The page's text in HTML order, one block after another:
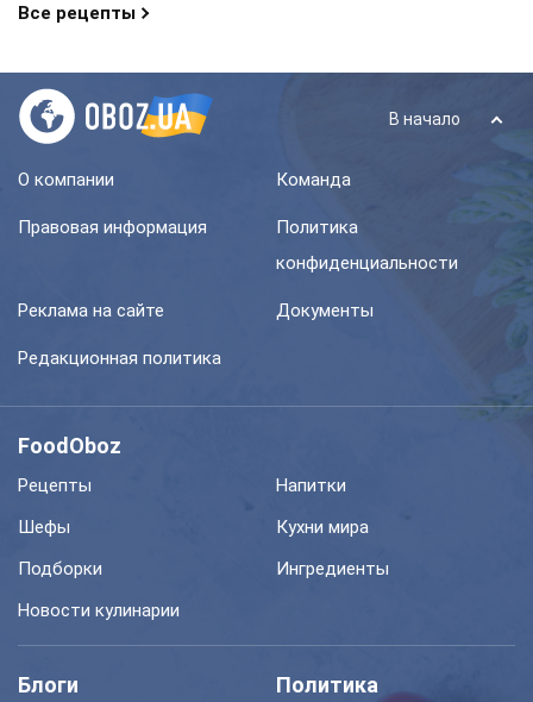
Все рецепты
В начало
О компании Команда
Правовая информация
Политика
конфиденциальности
Реклама на сайте Документы
Редакционная политика
FoodOboz
Рецепты
Напитки
Шефы
Кухни мира
Подборки
Ингредиенты
Новости кулинарии
Блоги Политика